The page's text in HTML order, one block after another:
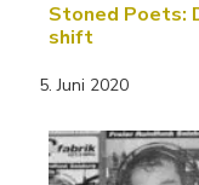
Stoned Poets:
shift
5. Juni 2020